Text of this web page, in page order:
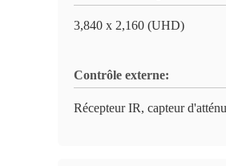
3,840 x 2,160 (UHD)
Contrôle externe:
Récepteur IR, capteur